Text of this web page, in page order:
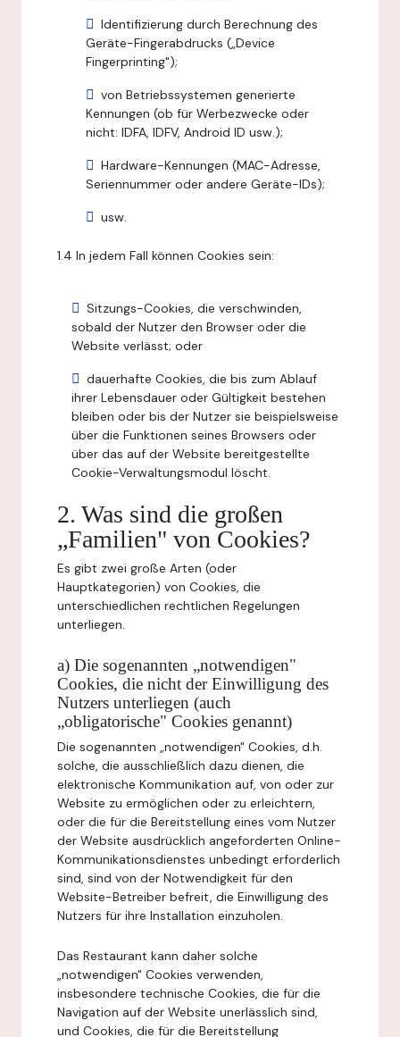
Identifizierung durch Berechnung des
Geräte-Fingerabdrucks („Device
Fingerprinting");
von Betriebssystemen generierte
Kennungen (ob für Werbezwecke oder
nicht: IDFA, IDFV, Android ID usw.);
Hardware-Kennungen (MAC-Adresse,
Seriennummer oder andere Geräte-IDs);
usw.
1.4 In jedem Fall können Cookies sein:
Sitzungs-Cookies, die verschwinden,
sobald der Nutzer den Browser oder die
Website verlässt; oder
dauerhafte Cookies, die bis zum Ablauf
ihrer Lebensdauer oder Gültigkeit bestehen
bleiben oder bis der Nutzer sie beispielsweise
über die Funktionen seines Browsers oder
über das auf der Website bereitgestellte
Cookie-Verwaltungsmodul löscht.
2. Was sind die großen
„Familien" von Cookies?
Es gibt zwei große Arten (oder
Hauptkategorien) von Cookies, die
unterschiedlichen rechtlichen Regelungen
unterliegen.
a) Die sogenannten „notwendigen"
Cookies, die nicht der Einwilligung des
Nutzers unterliegen (auch
„obligatorische" Cookies genannt)
Die sogenannten „notwendigen" Cookies, d.h.
solche, die ausschließlich dazu dienen, die
elektronische Kommunikation auf, von oder zur
Website zu ermöglichen oder zu erleichtern,
oder die für die Bereitstellung eines vom Nutzer
der Website ausdrücklich angeforderten Online-
Kommunikationsdienstes unbedingt erforderlich
sind, sind von der Notwendigkeit für den
Website-Betreiber befreit, die Einwilligung des
Nutzers für ihre Installation einzuholen.
Das Restaurant kann daher solche
„notwendigen" Cookies verwenden,
insbesondere technische Cookies, die für die
Navigation auf der Website unerlässlich sind,
und Cookies, die für die Bereitstellung